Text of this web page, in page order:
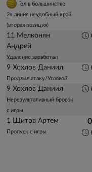
Гол в большинстве
2я линия неудобный край
(вторая позиция)
11 Мелконян
Андрей
Удаление заработал
9 Хохлов Даниил
Продлил атаку/Угловой
9 Хохлов Даниил
Нерезультативный бросок
с игры
1 Щитов Артем
Пропуск с игры